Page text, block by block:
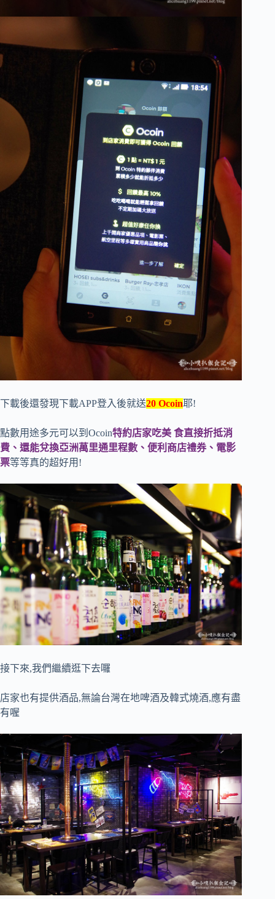
下載後還發現下載APP登入後就送20 Ocoin耶!
點數用途多元可以到Ocoin特約店家吃美 食直接折抵消
費、還能兌換亞洲萬里通里程數、便利商店禮券、電影
票等等真的超好用!
接下來,我們繼續逛下去囉
店家也有提供酒品,無論台灣在地啤酒及韓式燒酒,應有盡
有喔